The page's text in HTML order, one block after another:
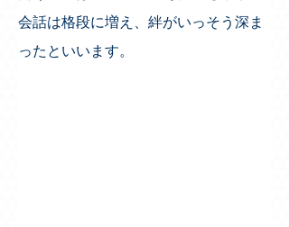
会話は格段に増え、絆がいっそう深ま
ったといいます。